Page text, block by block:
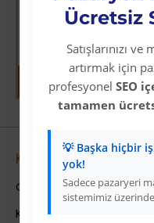
Ücretsiz
Satışlarınızı
artırmak için
profesyonel SEO
tamamen
💡 Başka hiçbir
yok!
Sadece pazaryeri
sistemimiz
Üyelere Özel Fiyat
Kurumsal
Colezium Hakkında
Kurumsal Bilgiler